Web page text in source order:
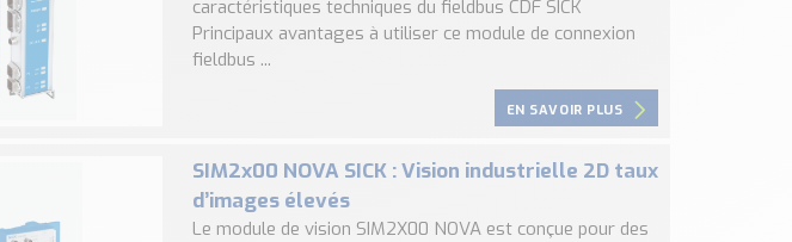
caractéristiques techniques du fieldbus CDF SICK
Principaux avantages à utiliser ce module de connexion
fieldbus ...
EN SAVOIR PLUS
SIM2x00 NOVA SICK : Vision industrielle 2D taux
d’images élevés
Le module de vision SIM2X00 NOVA est conçue pour des